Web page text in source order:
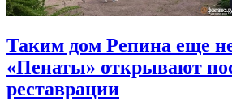
Таким дом Репина еще
«Пенаты» открывают
реставрации